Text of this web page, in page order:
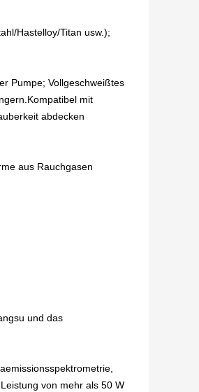
Hastelloy/Titan usw.);
Pumpe; Vollgeschweißtes
mit
abdecken
aus Rauchgasen
und das
von mehr als 50 W